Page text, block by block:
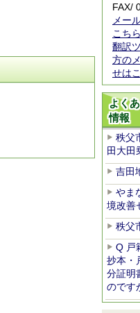
FAX/
メー
こち
翻訳
方の
せは
よく
情報
秩父
田大田
吉田
やま
境改善
秩父
Q 戸
抄本・
分証明
のです